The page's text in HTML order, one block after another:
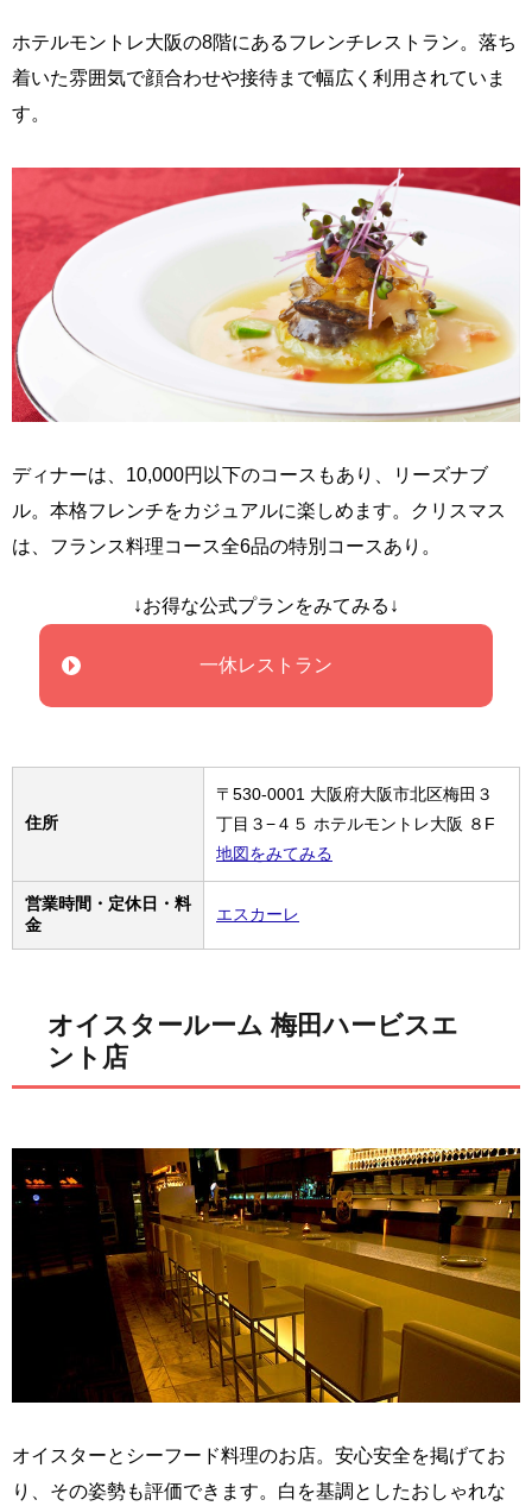
ホテルモントレ大阪の8階にあるフレンチレストラン。落ち
着いた雰囲気で顔合わせや接待まで幅広く利用されていま
す。
ディナーは、10,000円以下のコースもあり、リーズナブ
ル。本格フレンチをカジュアルに楽しめます。クリスマス
は、フランス料理コース全6品の特別コースあり。
↓お得な公式プランをみてみる↓
一休レストラン
住所
〒530-0001 大阪府大阪市北区梅田３
丁目３−４５ ホテルモントレ大阪 ８F
地図をみてみる
営業時間・定休日・料
金
エスカーレ
オイスタールーム 梅田ハービスエ
ント店
オイスターとシーフード料理のお店。安心安全を掲げてお
り、その姿勢も評価できます。白を基調としたおしゃれな